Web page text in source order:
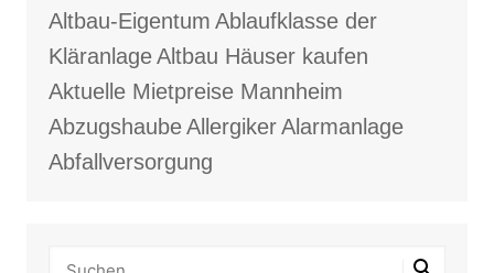
Altbau-Eigentum Ablaufklasse der
KläranlageAltbau Häuser kaufen
Aktuelle Mietpreise Mannheim
AbzugshaubeAllergikerAlarmanlage
Abfallversorgung